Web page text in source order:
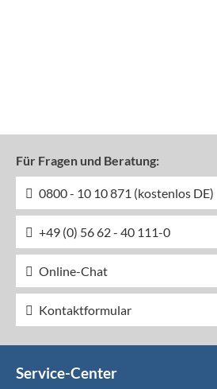
Für Fragen und Beratung:
0800 - 10 10 871 (kostenlos DE)
+49 (0) 56 62 - 40 111-0
Online-Chat
Kontaktformular
Service-Center